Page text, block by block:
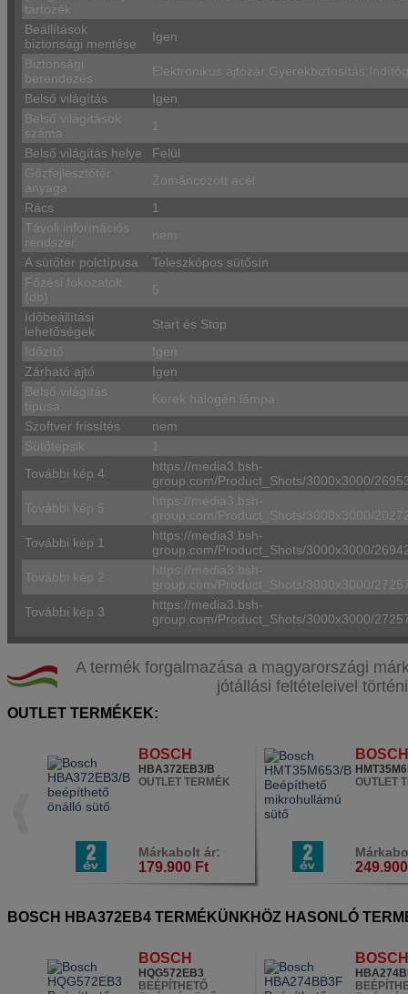
tartozék
Beállítások
biztonsági mentése
Igen
Biztonsági
berendezés
Elektronikus
Belső világítás
Igen
Belső világítások
száma
Belső világítás helye
Felül
Gőzfejlesztőtér
anyaga
Zománcozott acél
Rács
1
Távoli információs
rendszer
nem
A sütőtér polctípusa
Teleszkópos sütősín
Főzési fokozatok
(db)
5
Időbeállítási
lehetőségek
Start és Stop
Időzítő
Igen
Zárható ajtó
Igen
Belső világítás
típusa
Kerek halogén lámpa
Szoftver frissítés
nem
Sütőtepsik
További kép 4
https://media3.bsh-
group.com/Product_Shots/3000x3000/
További kép 5
https://media3.bsh-
group.com/Product_Shots/3000x3000/
További kép 1
https://media3.bsh-
group.com/Product_Shots/3000x3000/
További kép 2
https://media3.bsh-
group.com/Product_Shots/3000x3000/
További kép 3
https://media3.bsh-
group.com/Product_Shots/3000x3000/
A termék forgalmazása a magyarországi
jótállási feltételeivel
OUTLET TERMÉKEK:
BOSCH
HBA372EB3/B
OUTLET TERMÉK
Márkabolt ár:
179.900 Ft
BOSCH
OUTLET
BOSCH HBA372EB4 TERMÉKÜNKHÖZ HASONLÓ
BOSCH
HQG572EB3
BEÉPÍTHETŐ
BOSCH